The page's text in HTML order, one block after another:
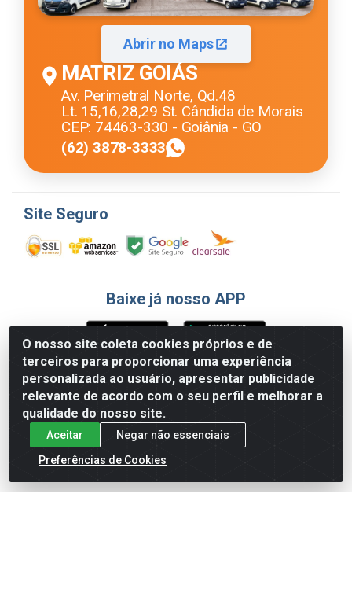
O nosso site coleta cookies próprios e de
terceiros para proporcionar uma experiência
personalizada ao usuário, apresentar publicidade
relevante de acordo com o seu perfil e melhorar a
qualidade do nosso site.
Aceitar
Negar não essenciais
Preferências de Cookies
Abrir no Maps
MATRIZ GOIÁS
Av. Perimetral Norte, Qd.48
Lt. 15,16,28,29 St. Cândida de Morais
CEP: 74463-330 - Goiânia - GO
(62) 3878-3333
Site Seguro
Baixe já nosso APP
Formas de Pagamento